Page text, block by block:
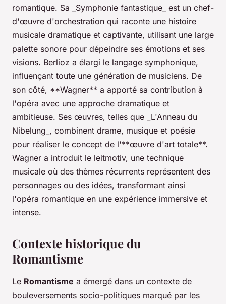
romantique. Sa _Symphonie fantastique_ est un chef-
d'œuvre d'orchestration qui raconte une histoire
musicale dramatique et captivante, utilisant une large
palette sonore pour dépeindre ses émotions et ses
visions. Berlioz a élargi le langage symphonique,
influençant toute une génération de musiciens. De
son côté, **Wagner** a apporté sa contribution à
l'opéra avec une approche dramatique et
ambitieuse. Ses œuvres, telles que _L'Anneau du
Nibelung_, combinent drame, musique et poésie
pour réaliser le concept de l'**œuvre d'art totale**.
Wagner a introduit le leitmotiv, une technique
musicale où des thèmes récurrents représentent des
personnages ou des idées, transformant ainsi
l'opéra romantique en une expérience immersive et
intense.
Contexte historique du
Romantisme
Le Romantisme a émergé dans un contexte de
bouleversements socio-politiques marqué par les